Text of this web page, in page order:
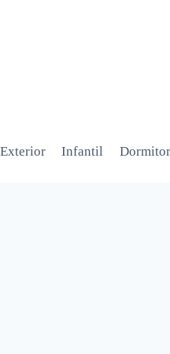
Exterior Infantil